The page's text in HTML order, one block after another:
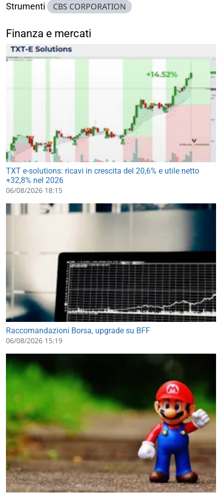
Strumenti CBS CORPORATION
Finanza e mercati
TXT e-solutions: ricavi in crescita del 20,6% e utile netto
+32,8% nel 2026
06/08/2026 18:15
Raccomandazioni Borsa, upgrade su BFF
06/08/2026 15:19